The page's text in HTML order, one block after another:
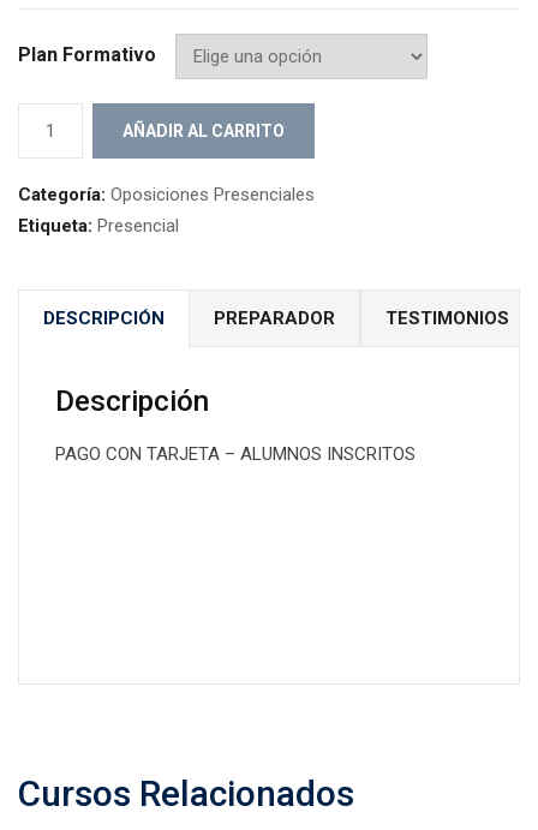
Plan Formativo
Grupo
AÑADIR AL CARRITO
Categoría: Oposiciones Presenciales
Etiqueta: Presencial
DESCRIPCIÓN PREPARADOR TESTIMONIOS
Descripción
PAGO CON TARJETA – ALUMNOS INSCRITOS
Cursos Relacionados